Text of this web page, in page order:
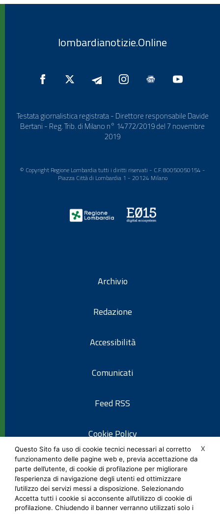
lombardianotizie.Online
Testata giornalistica registrata - Direttore responsabile Davide
Bertani - Reg. Trib. di Milano n° 14772/2019 del 7 novembre
2019
© Copyright Regione Lombardia tutti i diritti riservati - C.F. 80050050154 -
Piazza Città di Lombardia 1 - 20124 Milano
Archivio
Redazione
Accessibilità
Comunicati
Feed RSS
Cookie Policy
Informativa privacy
Note legali
X
Questo Sito fa uso di cookie tecnici necessari al corretto
funzionamento delle pagine web e, previa accettazione da
parte dell’utente, di cookie di profilazione per migliorare
l’esperienza di navigazione degli utenti ed ottimizzare
l’utilizzo dei servizi messi a disposizione. Selezionando
Accetta tutti i cookie si acconsente all’utilizzo di cookie di
profilazione. Chiudendo il banner verranno utilizzati solo i